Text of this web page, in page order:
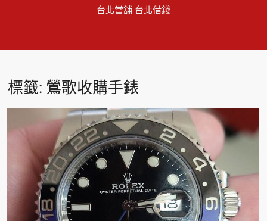
台北當舖 台北借錢
標籤: 鶯歌收購手錶